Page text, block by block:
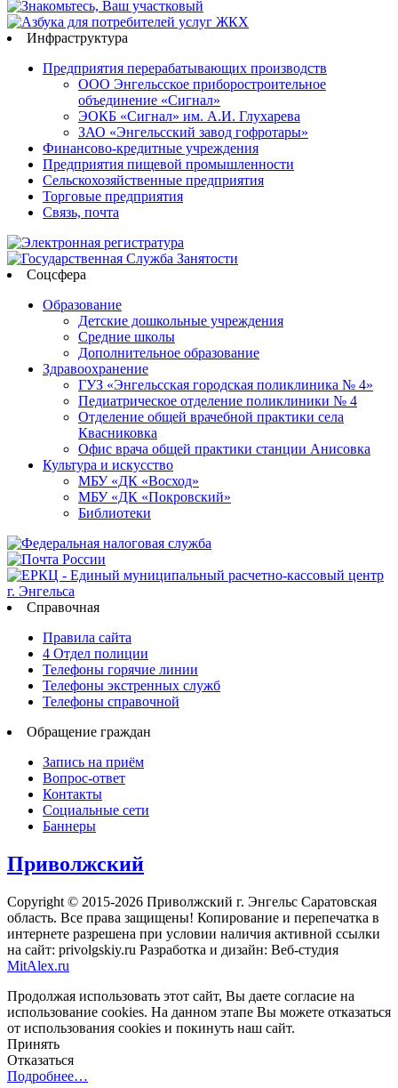
Инфраструктура
Предприятия перерабатывающих производств
ООО Энгельсское приборостроительное
объединение «Сигнал»
ЭОКБ «Сигнал» им. А.И. Глухарева
ЗАО «Энгельсский завод гофротары»
Финансово-кредитные учреждения
Предприятия пищевой промышленности
Сельскохозяйственные предприятия
Торговые предприятия
Связь, почта
Соцсфера
Образование
Детские дошкольные учреждения
Средние школы
Дополнительное образование
Здравоохранение
ГУЗ «Энгельсская городская поликлиника № 4»
Педиатрическое отделение поликлиники № 4
Отделение общей врачебной практики села
Квасниковка
Офис врача общей практики станции Анисовка
Культура и искусство
МБУ «ДК «Восход»
МБУ «ДК «Покровский»
Библиотеки
Справочная
Правила сайта
4 Отдел полиции
Телефоны горячие линии
Телефоны экстренных служб
Телефоны справочной
Обращение граждан
Запись на приём
Вопрос-ответ
Контакты
Социальные сети
Баннеры
Приволжский
Copyright © 2015-2026 Приволжский г. Энгельс Саратовская
область. Все права защищены! Копирование и перепечатка в
интернете разрешена при условии наличия активной ссылки
на сайт: privolgskiy.ru Разработка и дизайн: Веб-студия
MitAlex.ru
Продолжая использовать этот сайт, Вы даете согласие на
использование cookies. На данном этапе Вы можете отказаться
от использования cookies и покинуть наш сайт.
Принять
Отказаться
Подробнее…